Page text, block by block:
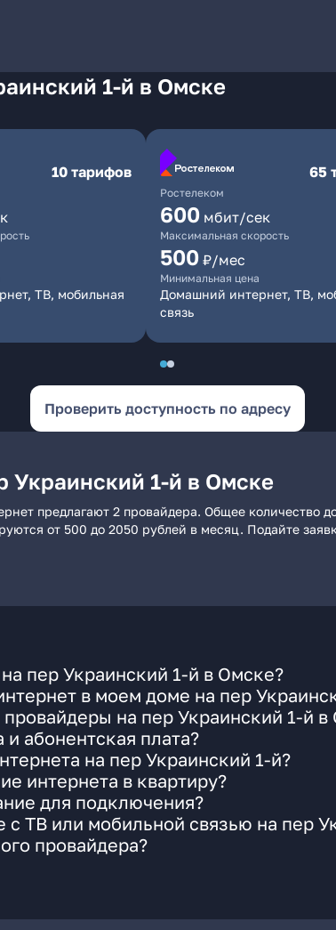
1-й в Омске
10 тарифов
ТВ, мобильная
Ростелеком
65
600 мбит/сек
Максимальная скорость
500 ₽/мес
Минимальная цена
Домашний интернет, ТВ,
связь
Проверить доступность по адресу
Украинский 1-й в Омске
предлагают 2 провайдера. Общее количество
от 500 до 2050 рублей в месяц. Подайте
пер Украинский 1-й в Омске?
в моем доме на пер
на пер Украинский 1-й в
абонентская плата?
на пер Украинский 1-й?
интернета в квартиру?
для подключения?
ТВ или мобильной связью на пер
провайдера?